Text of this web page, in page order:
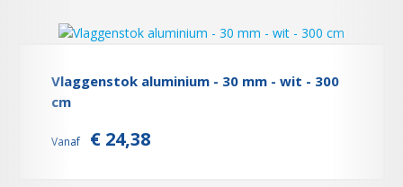
Vlaggenstok aluminium - 30 mm - wit - 300
cm
Vanaf € 24,38